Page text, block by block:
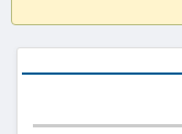
پایین 35